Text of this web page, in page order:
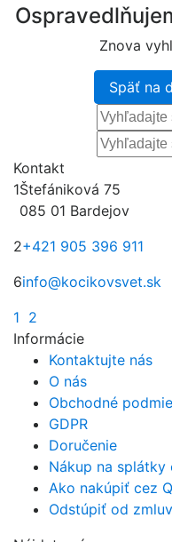
Znova
Späť na
Kontakt
1Štefániková 75
085 01 Bardejov
2+421 905 396 911
6info@kocikovsvet.sk
1 2
Informácie
Kontaktujte nás
O nás
Obchodné
GDPR
Doručenie
Nákup na splátky
Ako nakúpiť cez
Odstúpiť od